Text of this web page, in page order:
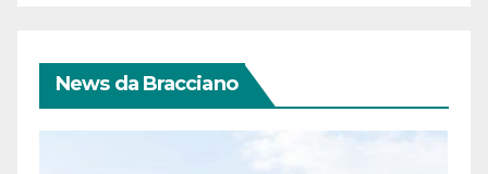
News da Bracciano